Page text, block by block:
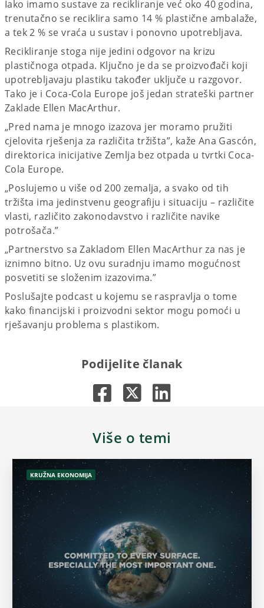
Iako imamo sustave za recikliranje već oko 40 godina,
trenutačno se reciklira samo 14 % plastične ambalaže,
a tek 2 % se vraća u sustav i ponovno upotrebljava.
Recikliranje stoga nije jedini odgovor na krizu
plastičnoga otpada. Ključno je da se proizvođači koji
upotrebljavaju plastiku također uključe u razgovor.
Tako je i Coca-Cola Europe još jedan strateški partner
Zaklade Ellen MacArthur.
„Pred nama je mnogo izazova jer moramo pružiti
cjelovita rješenja za različita tržišta”, kaže Ana Gascón,
direktorica inicijative Zemlja bez otpada u tvrtki Coca-
Cola Europe.
„Poslujemo u više od 200 zemalja, a svako od tih
tržišta ima jedinstvenu geografiju i situaciju – različite
vlasti, različito zakonodavstvo i različite navike
potrošača.”
„Partnerstvo sa Zakladom Ellen MacArthur za nas je
iznimno bitno. Uz ovu suradnju imamo mogućnost
posvetiti se složenim izazovima.”
Poslušajte podcast u kojemu se raspravlja o tome
kako financijski i proizvodni sektor mogu pomoći u
rješavanju problema s plastikom.
Podijelite članak
Više o temi
KRUŽNA EKONOMIJA